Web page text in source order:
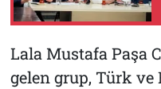
Lala Mustafa Paşa
gelen grup, Türk